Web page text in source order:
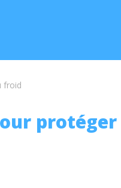
froid
protéger